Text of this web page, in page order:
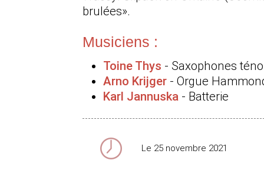
brulées».
Musiciens :
Toine Thys - Saxophones
Arno Krijger - Orgue
Karl Jannuska - Batterie
Le 25 novembre 2021